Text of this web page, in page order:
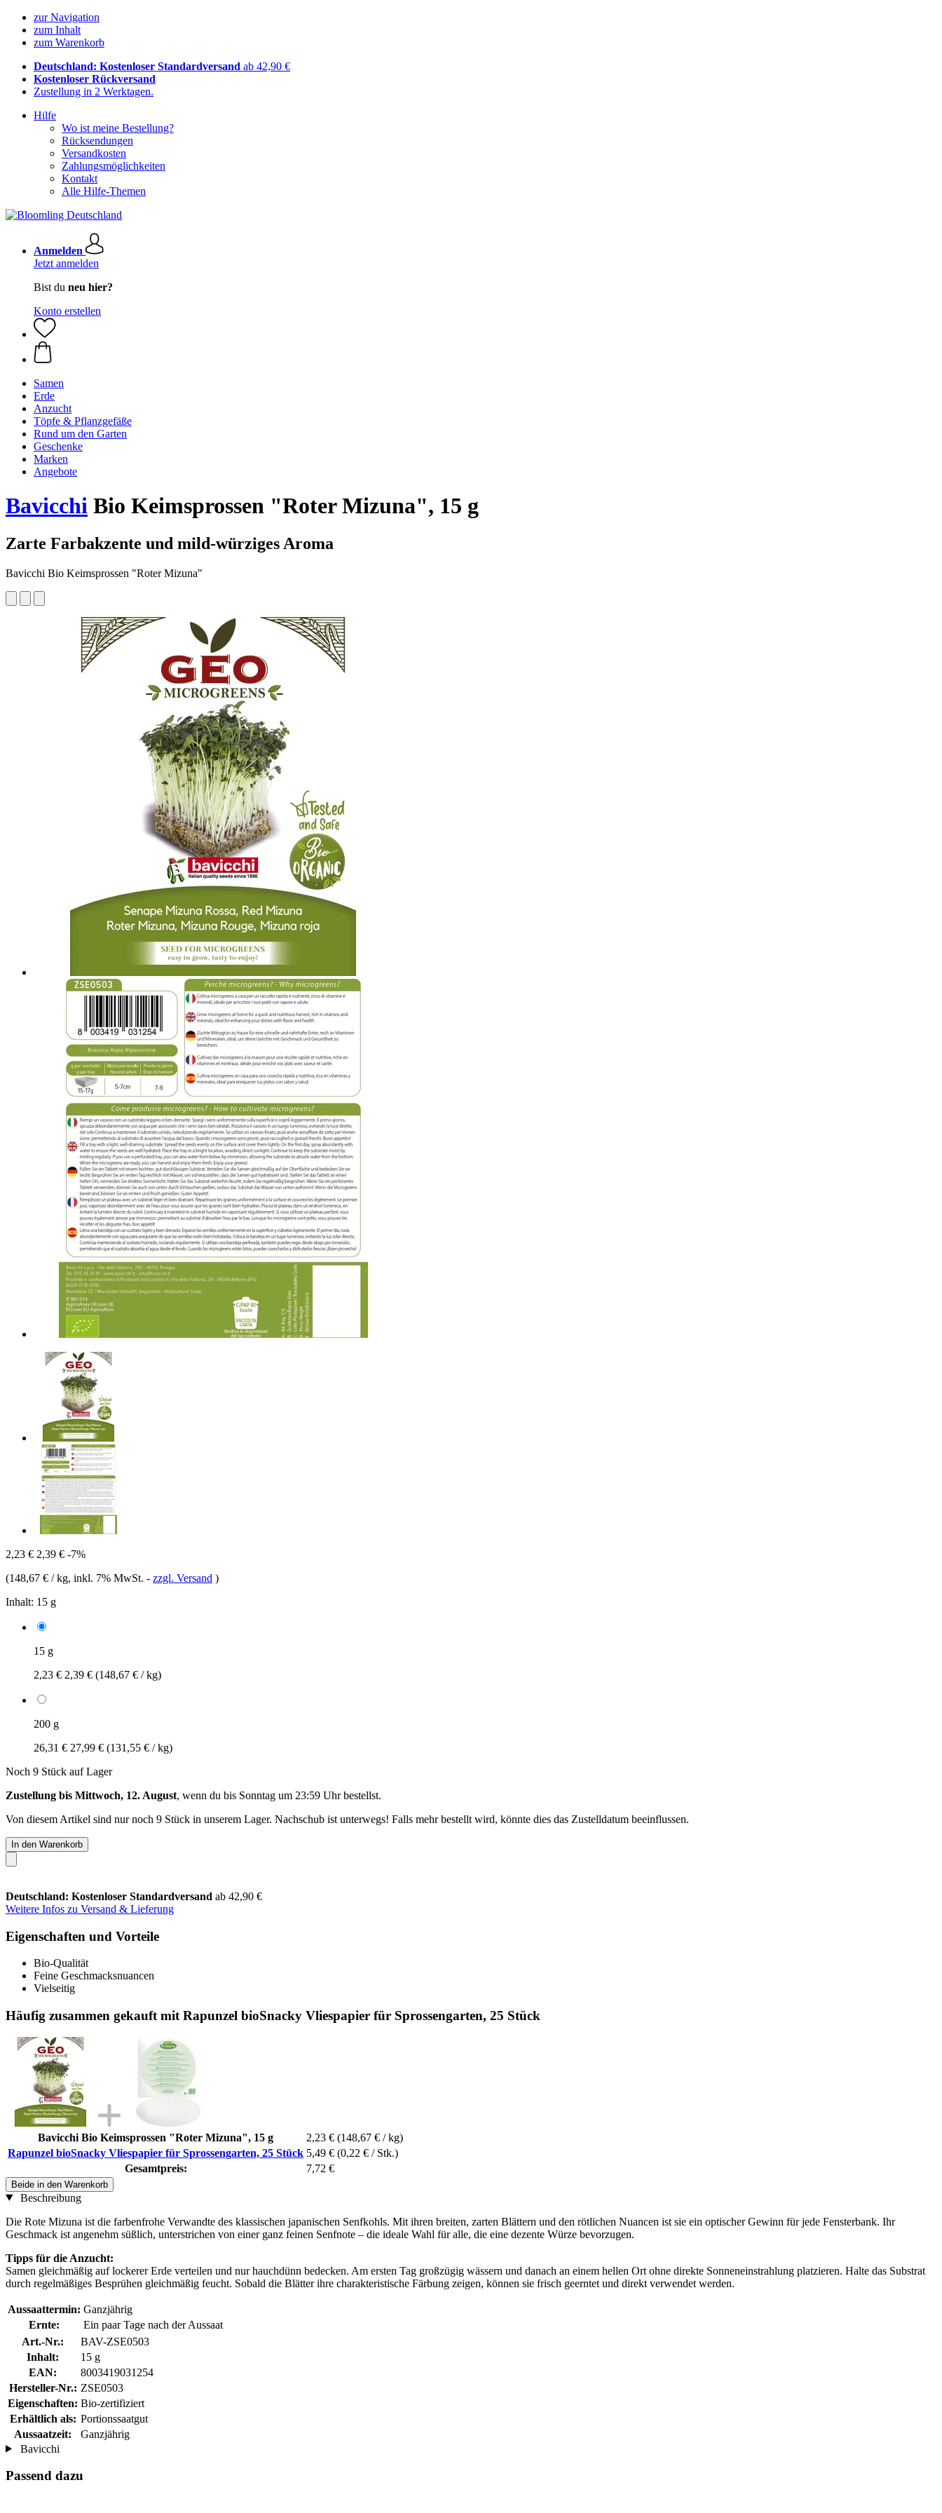
zur Navigation
zum Inhalt
zum Warenkorb
Deutschland: Kostenloser Standardversand ab 42,90 €
Kostenloser Rückversand
Zustellung in 2 Werktagen.
Hilfe
Wo ist meine Bestellung?
Rücksendungen
Versandkosten
Zahlungsmöglichkeiten
Kontakt
Alle Hilfe-Themen
Anmelden
Jetzt anmelden
Bist du neu hier?
Konto erstellen
Samen
Erde
Anzucht
Töpfe & Pflanzgefäße
Rund um den Garten
Geschenke
Marken
Angebote
Bavicchi Bio Keimsprossen "Roter Mizuna", 15 g
Zarte Farbakzente und mild-würziges Aroma
Bavicchi Bio Keimsprossen "Roter Mizuna"
2,23 € 2,39 € -7%
(148,67 € / kg, inkl. 7% MwSt. - zzgl. Versand )
Inhalt: 15 g
15 g
2,23 € 2,39 € (148,67 € / kg)
200 g
26,31 € 27,99 € (131,55 € / kg)
Noch 9 Stück auf Lager
Zustellung bis Mittwoch, 12. August, wenn du bis Sonntag um 23:59 Uhrbestellst.
Von diesem Artikel sind nur noch 9 Stück in unserem Lager. Nachschub ist unterwegs! Falls mehr bestellt wird, könnte dies das Zustelldatum beeinflussen.
In den Warenkorb
Deutschland: Kostenloser Standardversand ab 42,90 €
Weitere Infos zu Versand & Lieferung
Eigenschaften und Vorteile
Bio-Qualität
Feine Geschmacksnuancen
Vielseitig
Häufig zusammen gekauft mit Rapunzel bioSnacky Vliespapier für Sprossengarten, 25 Stück
Bavicchi Bio Keimsprossen "Roter Mizuna", 15 g 2,23 € (148,67 € / kg)
Rapunzel bioSnacky Vliespapier für Sprossengarten, 25 Stück 5,49 € (0,22 € / Stk.)
Gesamtpreis:
7,72 €
Beide in den Warenkorb
Beschreibung
Die Rote Mizuna ist die farbenfrohe Verwandte des klassischen japanischen Senfkohls. Mit ihren breiten, zarten Blättern und den rötlichen Nuancen ist sie ein optischer Gewinn für jede Fensterbank. Ihr
Geschmack ist angenehm süßlich, unterstrichen von einer ganz feinen Senfnote – die ideale Wahl für alle, die eine dezente Würze bevorzugen.
Tipps für die Anzucht:
Samen gleichmäßig auf lockerer Erde verteilen und nur hauchdünn bedecken. Am ersten Tag großzügig wässern und danach an einem hellen Ort ohne direkte Sonneneinstrahlung platzieren. Halte das Substrat
durch regelmäßiges Besprühen gleichmäßig feucht. Sobald die Blätter ihre charakteristische Färbung zeigen, können sie frisch geerntet und direkt verwendet werden.
Aussaattermin: Ganzjährig
Ernte:
Ein paar Tage nach der Aussaat
Art.-Nr.:
BAV-ZSE0503
Inhalt:
15 g
EAN:
8003419031254
Hersteller-Nr.: ZSE0503
Eigenschaften: Bio-zertifiziert
Erhältlich als: Portionssaatgut
Aussaatzeit:
Ganzjährig
Bavicchi
Passend dazu